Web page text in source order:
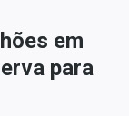
em
para